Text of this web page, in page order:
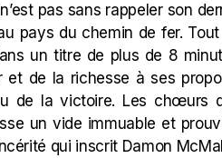
pas sans rappeler son
pays du chemin de fer.
un titre de plus de 8
et de la richesse à ses
de la victoire. Les chœurs
un vide immuable et
qui inscrit Damon